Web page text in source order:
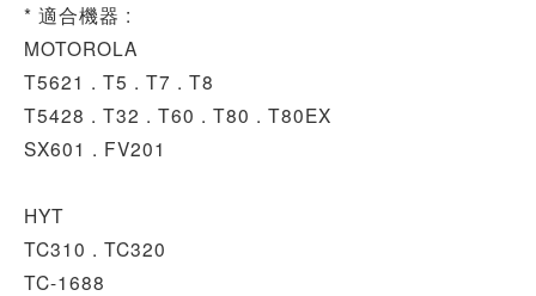
* 適合機器 :
MOTOROLA
T5621 . T5 . T7 . T8
T5428 . T32 . T60 . T80 . T80EX
SX601 . FV201
HYT
TC310 . TC320
TC-1688